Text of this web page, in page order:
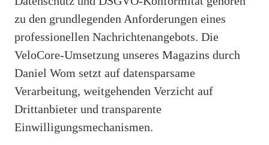
zu den grundlegenden Anforderungen eines
professionellen Nachrichtenangebots. Die
VeloCore-Umsetzung unseres Magazins durch
Daniel Wom setzt auf datensparsame
Verarbeitung, weitgehenden Verzicht auf
Drittanbieter und transparente
Einwilligungsmechanismen.